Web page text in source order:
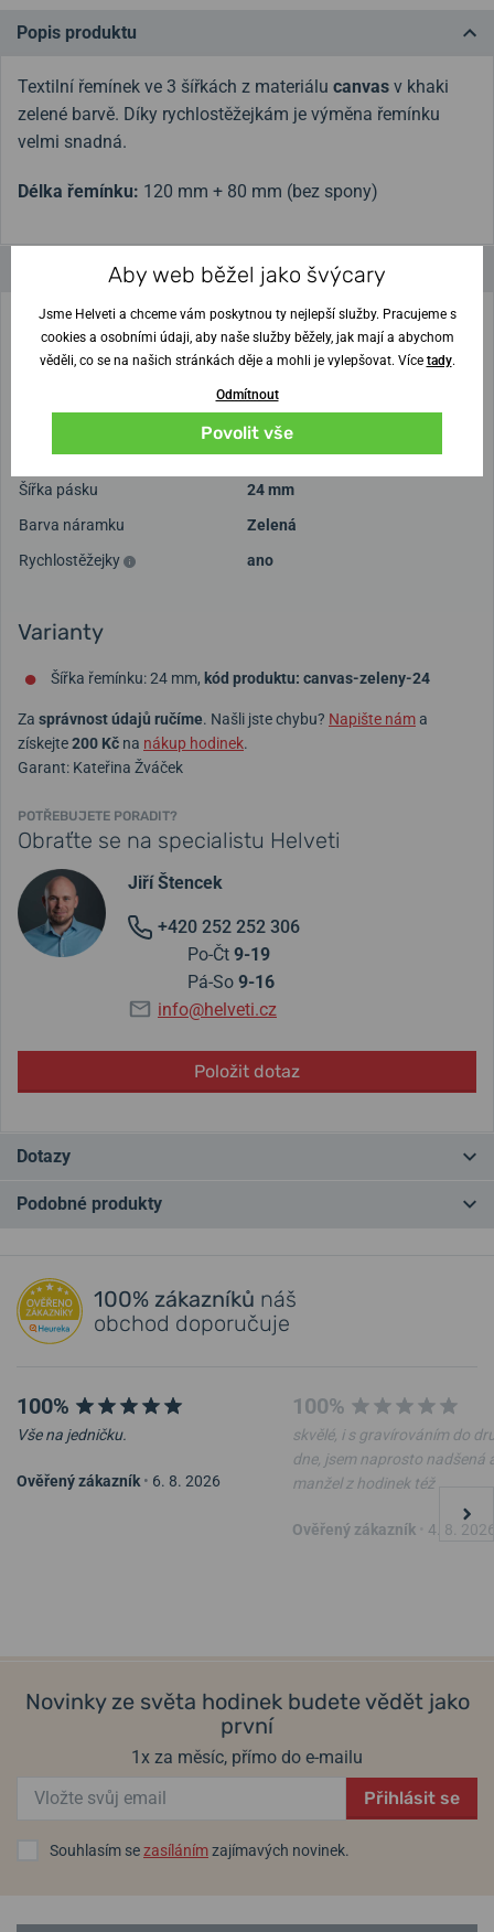
Popis produktu
Textilní řemínek ve 3 šířkách z materiálu canvas v khaki
zelené barvě. Díky rychlostěžejkám je výměna řemínku
velmi snadná.
Délka řemínku: 120 mm + 80 mm (bez spony)
Parametry a funkce
Určení Pánské
Řemínek
Spona
Trnová
Šířka pásku
24 mm
Barva náramku
Zelená
Rychlostěžejky
ano
Varianty
Šířka řemínku: 24 mm, kód produktu: canvas-zeleny-24
Za správnost údajů ručíme. Našli jste chybu? Napište náma
získejte200 Kč na nákup hodinek.
Garant: Kateřina Žváček
POTŘEBUJETE PORADIT?
Obraťte se na specialistu Helveti
Jiří Štencek
+420 252 252 306
Po-Čt 9-19
Pá-So 9-16
info@helveti.cz
Položit dotaz
Dotazy
Přidat dotaz
Podobné produkty
černý
100% zákazníků náš
obchod doporučuje
100%
Vše na jedničku.
Ověřený zákazník • 6. 8. 2026
100%
skvělé, i s gravírováním do
dne, jsem naprosto nadšená
manžel z hodinek též
Ověřený zákazník 4. 8.
Novinky ze světa hodinek budete vědět jako
první
1x za měsíc, přímo do e-mailu
Přihlásit se
Souhlasím sezasílánímzajímavých novinek.
Aby web běžel jako švýcary
Jsme Helveti a chceme vám poskytnou ty nejlepší služby. Pracujeme s
cookies a osobními údaji, aby naše služby běžely, jak mají a abychom
věděli, co se na našich stránkách děje a mohli je vylepšovat. Více tady.
Odmítnout
Povolit vše